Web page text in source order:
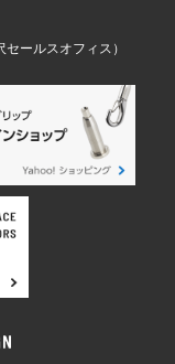
セールスオフィス）